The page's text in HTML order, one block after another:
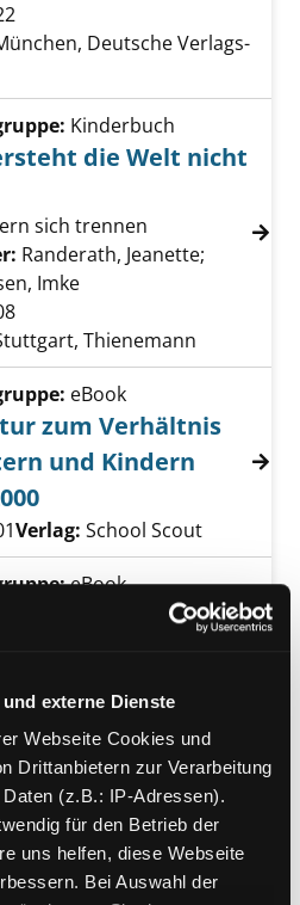
externe Dienste
Webseite Cookies und
Drittanbietern zur Verarbeitung
(z.B.: IP-Adressen).
für den Betrieb der
uns helfen, diese Webseite
Bei Auswahl der
Deutsche Verlags-
von Fips versteht die Welt
Kinderbuch
die Welt nicht
sich trennen
Randerath, Jeanette;
Imke
Thienemann
eBook
zum Verhältnis
und Kindern
diesem Verfasser
Verlag: School Scout
eBook
Geschwister streiten
AndreaSuche nach diesem
Verlag:Kösel
eBook
für Eltern